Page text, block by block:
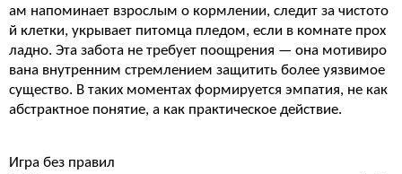
ам напоминает взрослым о кормлении, следит за чистото
й клетки, укрывает питомца пледом, если в комнате прох
ладно. Эта забота не требует поощрения — она мотивиро
вана внутренним стремлением защитить более уязвимое
существо. В таких моментах формируется эмпатия, не как
абстрактное понятие, а как практическое действие.
Игра без правил